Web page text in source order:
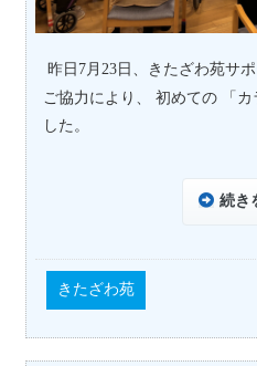
昨日7月23日、きたざわ苑サ
ご協力により、 初めての 「
した。
続き
きたざわ苑